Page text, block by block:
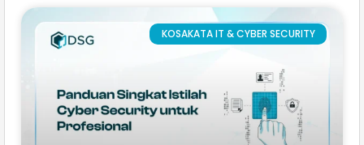
KOSAKATA IT & CYBER SECURITY